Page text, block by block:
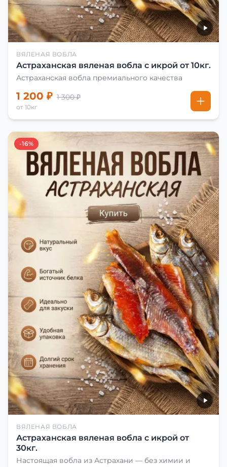
ВЯЛЕНАЯ ВОБЛА
Астраханская вяленая вобла с икрой от 10кг.
Астраханская вобла премиального качества
1 200 ₽ 1 300 ₽
от 10кг
-16%
ВЯЛЕНАЯ ВОБЛА
Астраханская вяленая вобла с икрой от
30кг.
Настоящая вобла из Астрахани — без химии и